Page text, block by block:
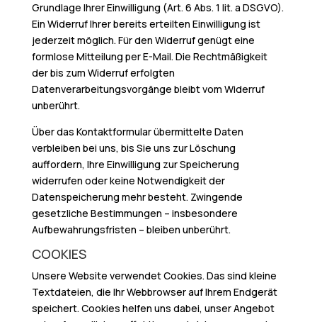
Grundlage Ihrer Einwilligung (Art. 6 Abs. 1 lit. a DSGVO).
Ein Widerruf Ihrer bereits erteilten Einwilligung ist
jederzeit möglich. Für den Widerruf genügt eine
formlose Mitteilung per E-Mail. Die Rechtmäßigkeit
der bis zum Widerruf erfolgten
Datenverarbeitungsvorgänge bleibt vom Widerruf
unberührt.
Über das Kontaktformular übermittelte Daten
verbleiben bei uns, bis Sie uns zur Löschung
auffordern, Ihre Einwilligung zur Speicherung
widerrufen oder keine Notwendigkeit der
Datenspeicherung mehr besteht. Zwingende
gesetzliche Bestimmungen – insbesondere
Aufbewahrungsfristen – bleiben unberührt.
COOKIES
Unsere Website verwendet Cookies. Das sind kleine
Textdateien, die Ihr Webbrowser auf Ihrem Endgerät
speichert. Cookies helfen uns dabei, unser Angebot